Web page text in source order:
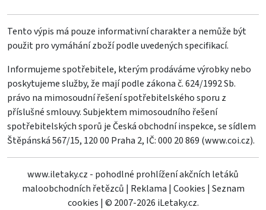
Tento výpis má pouze informativní charakter a nemůže být
použit pro vymáhání zboží podle uvedených specifikací.
Informujeme spotřebitele, kterým prodáváme výrobky nebo
poskytujeme služby, že mají podle zákona č. 624/1992 Sb.
právo na mimosoudní řešení spotřebitelského sporu z
příslušné smlouvy. Subjektem mimosoudního řešení
spotřebitelských sporů je Česká obchodní inspekce, se sídlem
Štěpánská 567/15, 120 00 Praha 2, IČ: 000 20 869 (www.coi.cz).
www.iletaky.cz - pohodlné prohlížení akčních letáků
maloobchodních řetězců | Reklama | Cookies | Seznam
cookies | © 2007-2026 iLetaky.cz.